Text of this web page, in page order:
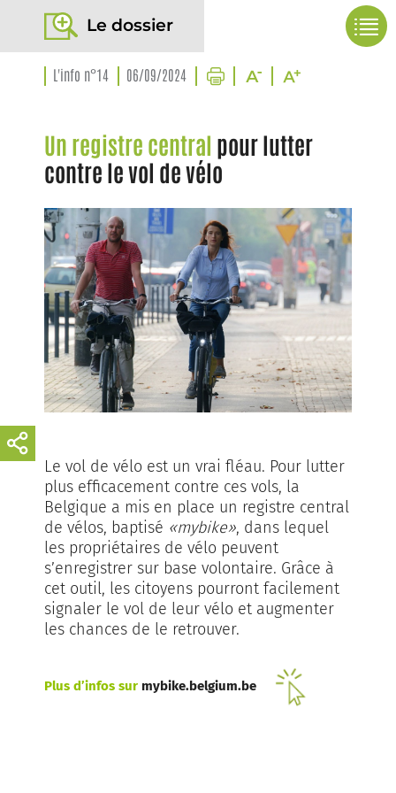
Le dossier
L'info n°14 06/09/2024
Un registre central pour lutter
contre le vol de vélo
Le vol de vélo est un vrai fléau. Pour lutter
plus efficacement contre ces vols, la
Belgique a mis en place un registre central
de vélos, baptisé «mybike», dans lequel
les propriétaires de vélo peuvent
s’enregistrer sur base volontaire. Grâce à
cet outil, les citoyens pourront facilement
signaler le vol de leur vélo et augmenter
les chances de le retrouver.
Plus d’infos sur mybike.belgium.be